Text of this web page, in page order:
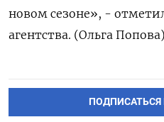
новом сезоне», -
агентства. (Ольга Попова)
ПОДПИСАТЬСЯ